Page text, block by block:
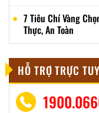
7 Tiêu Chí Vàng
Thực, An Toàn
HỖ TRỢ TRỰC